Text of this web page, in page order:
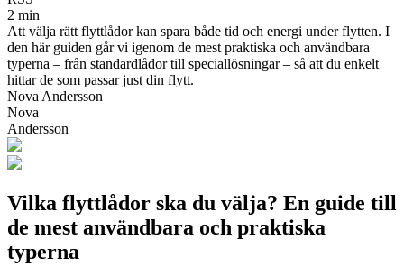
2 min
Att välja rätt flyttlådor kan spara både tid och energi under flytten. I
den här guiden går vi igenom de mest praktiska och användbara
typerna – från standardlådor till speciallösningar – så att du enkelt
hittar de som passar just din flytt.
Nova Andersson
Nova
Andersson
Vilka flyttlådor ska du välja? En guide till
de mest användbara och praktiska
typerna